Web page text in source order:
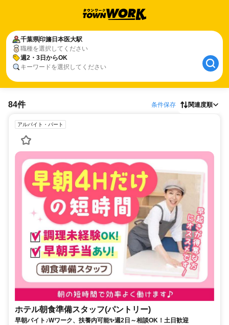
千葉県印旛日本医大駅
職種を選択してください
週2・3日からOK
キーワードを選択してください
84件 条件保存 関連度順
アルバイト・パート
ホテル朝食準備スタッフ(パントリー)
早朝バイト♪Wワーク、扶養内可能✨週2日～相談OK！土日歓迎